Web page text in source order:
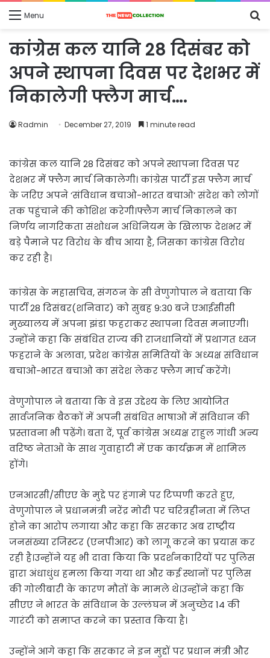
Menu
कांग्रेस कल यानि 28 दिसंबर को
अपने स्थापना दिवस पर देशभर में
निकालेगी फ्लैग मार्च….
Radmin December 27, 2019 1 minute read
कांग्रेस कल यानि 28 दिसंबर को अपने स्थापना दिवस पर
देशभर में फ्लैग मार्च निकालेगी। कांग्रेस पार्टी इस फ्लैग मार्च
के जरिए अपने ‘संविधान बचाओ-भारत बचाओ’ संदेश को लोगों
तक पहुंचाने की कोशिश करेगी।फ्लैग मार्च निकालने का
निर्णय नागरिकता संशोधन अधिनियम के खिलाफ देशभर में
बड़े पैमाने पर विरोध के बीच आया है, जिसका कांग्रेस विरोध
कर रही है।
कांग्रेस के महासचिव, संगठन के सी वेणुगोपाल ने बताया कि
पार्टी 28 दिसंबर(शनिवार) को सुबह 9:30 बजे एआईसीसी
मुख्यालय में अपना झंडा फहराकर स्थापना दिवस मनाएगी।
उन्होंने कहा कि संबंधित राज्य की राजधानियों में प्रथागत ध्वज
फहराने के अलावा, प्रदेश कांग्रेस समितियों के अध्यक्ष संविधान
बचाओ-भारत बचाओ का संदेश लेकर फ्लैग मार्च करेंगे।
वेणुगोपाल ने बताया कि वे इस उद्देश्य के लिए आयोजित
सार्वजनिक बैठकों में अपनी संबंधित भाषाओं में संविधान की
प्रस्तावना भी पढ़ेंगे। बता दें, पूर्व कांग्रेस अध्यक्ष राहुल गांधी अन्य
वरिष्ठ नेताओं के साथ गुवाहाटी में एक कार्यक्रम में शामिल
होंगे।
एनआरसी/सीएए के मुद्दे पर हंगामे पर टिप्पणी करते हुए,
वेणुगोपाल ने प्रधानमंत्री नरेंद्र मोदी पर चरित्रहीनता में लिप्त
होने का आरोप लगाया और कहा कि सरकार अब राष्ट्रीय
जनसंख्या रजिस्टर (एनपीआर) को लागू करने का प्रयास कर
रही है।उन्होंने यह भी दावा किया कि प्रदर्शनकारियों पर पुलिस
द्वारा अंधाधुंध हमला किया गया था और कई स्थानों पर पुलिस
की गोलीबारी के कारण मौतों के मामले थे।उन्होंने कहा कि
सीएए ने भारत के संविधान के उल्लंघन में अनुच्छेद 14 की
गारंटी को समाप्त करने का प्रस्ताव किया है।
उन्होंने आगे कहा कि सरकार ने इन मुद्दों पर प्रधान मंत्री और